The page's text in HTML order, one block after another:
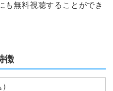
も無料視聴することができ
徴